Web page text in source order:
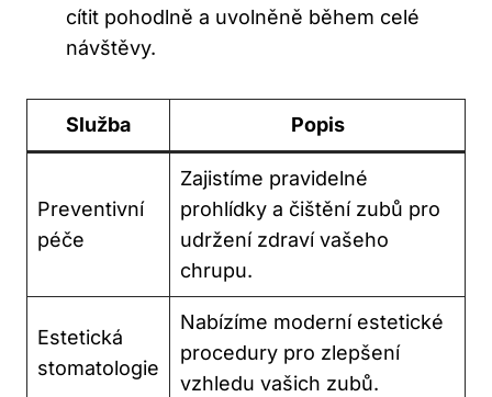
cítit pohodlně a uvolněně během celé
návštěvy.
Služba Popis
Preventivní
péče
Zajistíme pravidelné
prohlídky a čištění zubů pro
udržení zdraví vašeho
chrupu.
Estetická
stomatologie
Nabízíme moderní estetické
procedury pro zlepšení
vzhledu vašich zubů.